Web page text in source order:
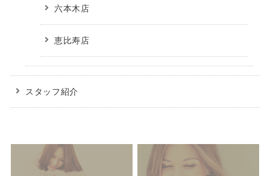
六本木店
恵比寿店
スタッフ紹介